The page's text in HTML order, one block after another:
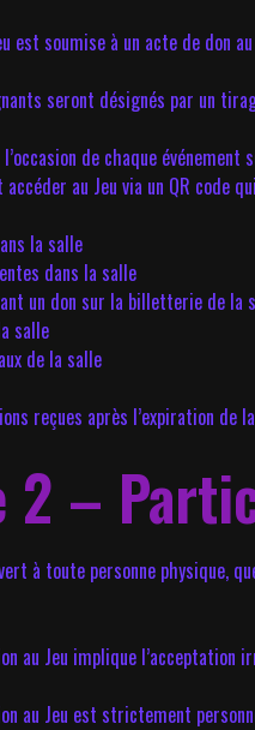
est soumise à un acte de don
seront désignés par un
de chaque
au Jeu via un QR code
la salle
dans la salle
un don sur la billetterie de la
salle
de la salle
reçues après l’expiration de
–
à toute personne physique,
au Jeu implique
au Jeu est strictement